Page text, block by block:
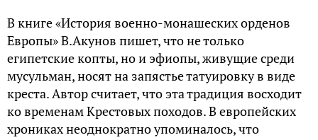
В книге «История военно-монашеских орденов
Европы» В.Акунов пишет, что не только
египетские копты, но и эфиопы, живущие среди
мусульман, носят на запястье татуировку в виде
креста. Автор считает, что эта традиция восходит
ко временам Крестовых походов. В европейских
хрониках неоднократно упоминалось, что